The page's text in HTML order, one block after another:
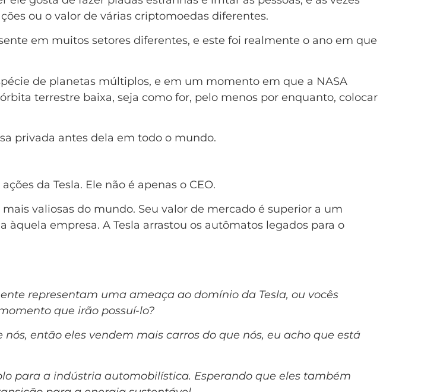
ou o valor de várias criptomoedas diferentes.
em muitos setores diferentes, e este foi realmente o ano em que
de planetas múltiplos, e em um momento em que a NASA
terrestre baixa, seja como for, pelo menos por enquanto, colocar
privada antes dela em todo o mundo.
da Tesla. Ele não é apenas o CEO.
valiosas do mundo. Seu valor de mercado é superior a um
empresa. A Tesla arrastou os autômatos legados para o
representam uma ameaça ao domínio da Tesla, ou vocês
que irão possuí-lo?
então eles vendem mais carros do que nós, eu acho que está
para a indústria automobilística. Esperando que eles também